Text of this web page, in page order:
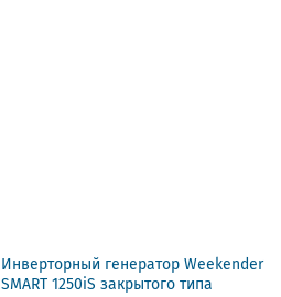
Инверторный генератор Weekender
SMART 1250iS закрытого типа